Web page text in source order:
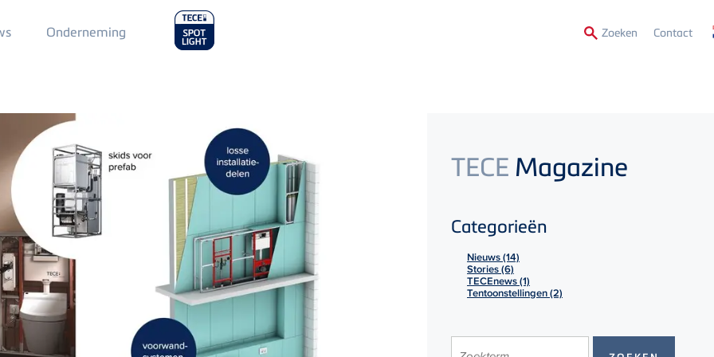
Main
Menu
Onderneming Zoeken Contact
TECE Magazine
Categorieën
Nieuws (14)
Stories (6)
TECEnews (1)
Tentoonstellingen (2)